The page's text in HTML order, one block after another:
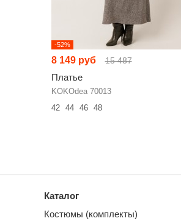
-52%
8 149 руб 15 487
Платье
KOKOdea 70013
42
44 46 48
Каталог
Костюмы (комплекты)